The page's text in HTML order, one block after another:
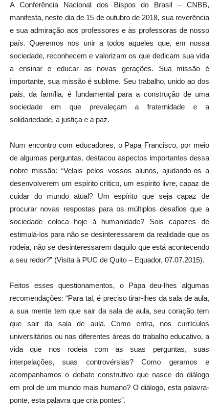
A Conferência Nacional dos Bispos do Brasil – CNBB,
manifesta, neste dia de 15 de outubro de 2018, sua reverência
e sua admiração aos professores e às professoras de nosso
país. Queremos nos unir a todos aqueles que, em nossa
sociedade, reconhecem e valorizam os que dedicam sua vida
a ensinar e educar as novas gerações. Sua missão é
importante, sua missão é sublime. Seu trabalho, unido ao dos
pais, da família, é fundamental para a construção de uma
sociedade em que prevaleçam a fraternidade e a
solidariedade, a justiça e a paz.
Num encontro com educadores, o Papa Francisco, por meio
de algumas perguntas, destacou aspectos importantes dessa
nobre missão: “Velais pelos vossos alunos, ajudando-os a
desenvolverem um espírito crítico, um espírito livre, capaz de
cuidar do mundo atual? Um espírito que seja capaz de
procurar novas respostas para os múltiplos desafios que a
sociedade coloca hoje à humanidade? Sois capazes de
estimulá-los para não se desinteressarem da realidade que os
rodeia, não se desinteressarem daquilo que está acontecendo
a seu redor?” (Visita à PUC de Quito – Equador, 07.07.2015).
Feitos esses questionamentos, o Papa deu-lhes algumas
recomendações: “Para tal, é preciso tirar-lhes da sala de aula,
a sua mente tem que sair da sala de aula, seu coração tem
que sair da sala de aula. Como entra, nos currículos
universitários ou nas diferentes áreas do trabalho educativo, a
vida que nos rodeia com as suas perguntas, suas
interpelações, suas controvérsias? Como geramos e
acompanhamos o debate construtivo que nasce do diálogo
em prol de um mundo mais humano? O diálogo, esta palavra-
ponte, esta palavra que cria pontes”.